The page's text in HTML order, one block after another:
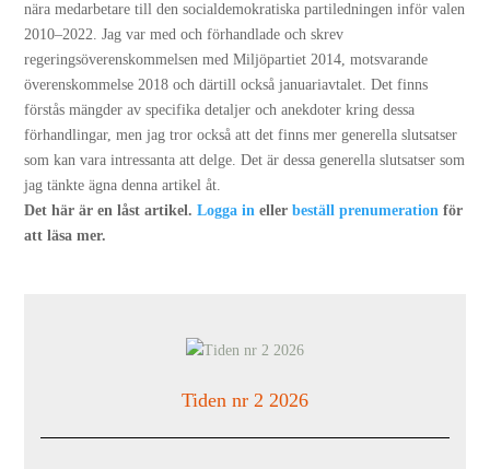
nära medarbetare till den socialdemokratiska partiledningen inför valen
2010–2022. Jag var med och förhandlade och skrev
regeringsöverenskommelsen med Miljöpartiet 2014, motsvarande
överenskommelse 2018 och därtill också januariavtalet. Det finns
förstås mängder av specifika detaljer och anekdoter kring dessa
förhandlingar, men jag tror också att det finns mer generella slutsatser
som kan vara intressanta att delge. Det är dessa generella slutsatser som
jag tänkte ägna denna artikel åt.
Det här är en låst artikel.Logga in ellerbeställ prenumeration för
att läsa mer.
Tiden nr 2 2026